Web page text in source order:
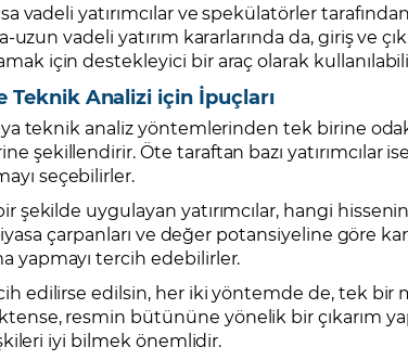
vadeli yatırımcılar ve spekülatörler
vadeli yatırım kararlarında da, giriş ve
için destekleyici bir araç olarak
Teknik Analizi için İpuçları
teknik analiz yöntemlerinden tek birine
şekillendirir. Öte taraftan bazı yatırımcılar
seçebilirler.
uygulayan yatırımcılar, hangi
çarpanları ve değer potansiyeline göre
yapmayı tercih edebilirler.
edilirse edilsin, her iki yöntemde de, tek bir
resmin bütününe yönelik bir çıkarım
iyi bilmek önemlidir.